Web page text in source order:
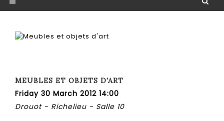
MEUBLES ET OBJETS D'ART
Friday 30 March 2012 14:00
Drouot - Richelieu - Salle 10